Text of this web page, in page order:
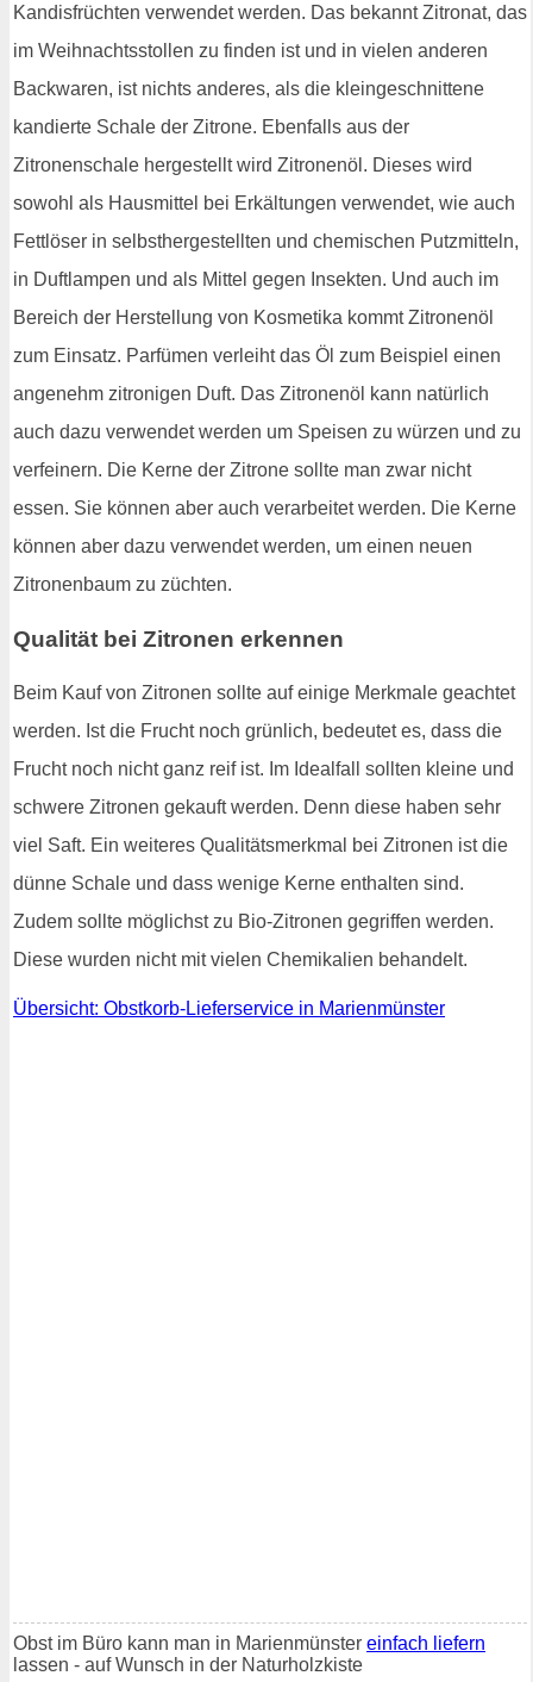
Kandisfrüchten verwendet werden. Das bekannt Zitronat, das
im Weihnachtsstollen zu finden ist und in vielen anderen
Backwaren, ist nichts anderes, als die kleingeschnittene
kandierte Schale der Zitrone. Ebenfalls aus der
Zitronenschale hergestellt wird Zitronenöl. Dieses wird
sowohl als Hausmittel bei Erkältungen verwendet, wie auch
Fettlöser in selbsthergestellten und chemischen Putzmitteln,
in Duftlampen und als Mittel gegen Insekten. Und auch im
Bereich der Herstellung von Kosmetika kommt Zitronenöl
zum Einsatz. Parfümen verleiht das Öl zum Beispiel einen
angenehm zitronigen Duft. Das Zitronenöl kann natürlich
auch dazu verwendet werden um Speisen zu würzen und zu
verfeinern. Die Kerne der Zitrone sollte man zwar nicht
essen. Sie können aber auch verarbeitet werden. Die Kerne
können aber dazu verwendet werden, um einen neuen
Zitronenbaum zu züchten.
Qualität bei Zitronen erkennen
Beim Kauf von Zitronen sollte auf einige Merkmale geachtet
werden. Ist die Frucht noch grünlich, bedeutet es, dass die
Frucht noch nicht ganz reif ist. Im Idealfall sollten kleine und
schwere Zitronen gekauft werden. Denn diese haben sehr
viel Saft. Ein weiteres Qualitätsmerkmal bei Zitronen ist die
dünne Schale und dass wenige Kerne enthalten sind.
Zudem sollte möglichst zu Bio-Zitronen gegriffen werden.
Diese wurden nicht mit vielen Chemikalien behandelt.
Übersicht: Obstkorb-Lieferservice in Marienmünster
Obst im Büro kann man in Marienmünster einfach liefern
lassen - auf Wunsch in der Naturholzkiste